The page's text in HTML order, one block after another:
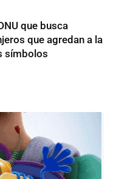
que busca
que agredan a la
símbolos